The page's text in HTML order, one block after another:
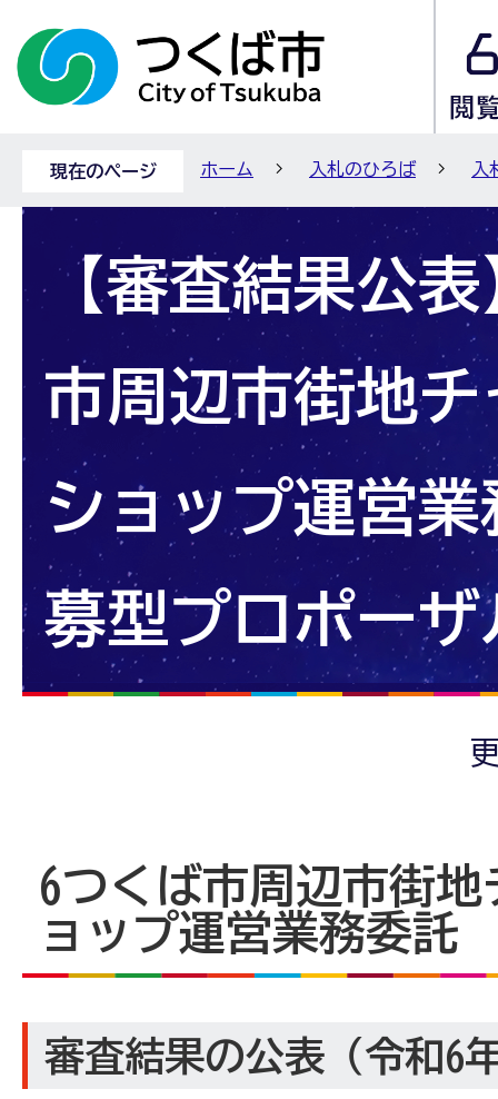
現在のページ ホーム 入札のひろば 入
【審査結果公表
市周辺市街地
ショップ運営
募型プロポーザ
6つくば市周辺市街
ョップ運営業務委託
審査結果の公表（令和6